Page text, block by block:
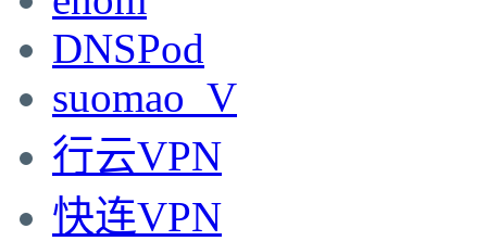
DNSPod
suomao_V
行云VPN
快连VPN